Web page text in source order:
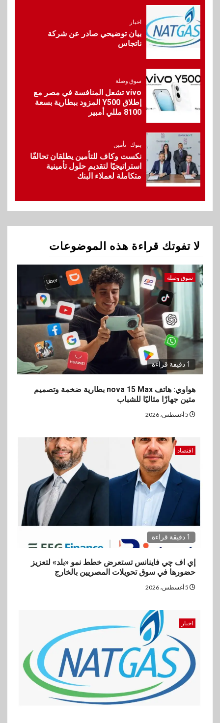
الجاري “ابدأ” اليومي
شبكة لشحن المركبات الكهربائية
في مصر
10
البنك الأهلي يعين عمرو السُلمي
رئيسًا تنفيذيًا للمعاملات المصرفية
الدولية
1
جهازًا مثاليًا للشباب
2 اقتصاد
إي اف چي فاينانس تستعرض
خطط نمو «بلد» لتعزيز حضورها
في سوق تحويلات المصريين
بالخارج
اخبار
بيان توضيحي صادر عن شركة
ناتجاس
4
سوق وصلة
vivo تشعل المنافسة في مصر
5
بنوك
نكست وكاف للتأمين يطلقان
تحالفًا استراتيجيًا لتقديم حلول
تأمينية متكاملة لعملاء البنك
اخبار
بيان توضيحي صادر عن شركة
ناتجاس
سوق وصلة
vivo تشعل المنافسة في مصر مع
إطلاق Y500 المزود ببطارية بسعة
8100 مللي أمبير
بنوك تأمين
نكست وكاف للتأمين يطلقان تحالفًا
استراتيجيًا لتقديم حلول تأمينية
متكاملة لعملاء البنك
لا تفوتك قراءة هذه الموضوعات
سوق وصلة
1 دقيقة قراءة
هواوي: هاتف nova 15 Max بطارية ضخمة وتصميم
متين جهازًا مثاليًا للشباب
اقتصاد
1 دقيقة قراءة
إي اف چي فاينانس تستعرض خطط نمو «بلد» لتعزيز
حضورها في سوق تحويلات المصريين بالخارج
اخبار